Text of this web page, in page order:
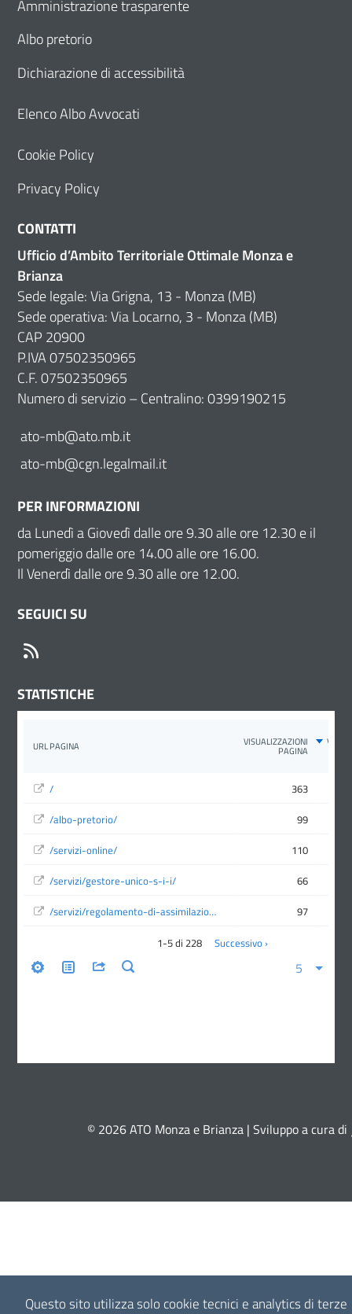
Questo sito utilizza solo cookie tecnici e analytics di terze
Amministrazione trasparente
Albo pretorio
Dichiarazione di accessibilità
Elenco Albo Avvocati
Cookie Policy
Privacy Policy
CONTATTI
Ufficio d’Ambito Territoriale Ottimale Monza e
Brianza
Sede legale: Via Grigna, 13 - Monza (MB)
Sede operativa: Via Locarno, 3 - Monza (MB)
CAP 20900
P.IVA 07502350965
C.F. 07502350965
Numero di servizio – Centralino: 0399190215
ato-mb@ato.mb.it
ato-mb@cgn.legalmail.it
PER INFORMAZIONI
da Lunedì a Giovedì dalle ore 9.30 alle ore 12.30 e il
pomeriggio dalle ore 14.00 alle ore 16.00.
Il Venerdì dalle ore 9.30 alle ore 12.00.
SEGUICI SU
STATISTICHE
© 2026 ATO Monza e Brianza | Sviluppo a cura di